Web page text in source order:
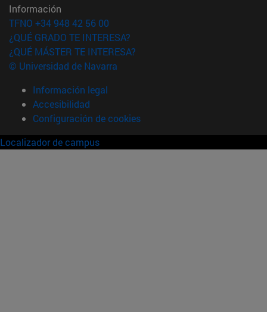
Información
TFNO +34 948 42 56 00
¿QUÉ GRADO TE INTERESA?
¿QUÉ MÁSTER TE INTERESA?
© Universidad de Navarra
Información legal
Accesibilidad
Configuración de cookies
Localizador de campus